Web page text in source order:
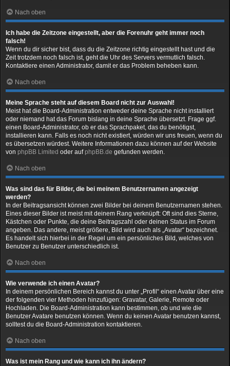
Nach oben
Ich habe die Zeitzone eingestellt, aber die Forenuhr geht immer noch
falsch!
Wenn du dir sicher bist, dass du die Zeitzone richtig eingestellt hast und die
Zeit trotzdem noch falsch ist, geht die Uhr des Servers vermutlich falsch.
Kontaktiere einen Administrator, damit er das Problem beheben kann.
Nach oben
Meine Sprache steht auf diesem Board nicht zur Auswahl!
Meist hat die Board-Administration entweder deine Sprache nicht installiert
oder niemand hat das Forum bislang in deine Sprache übersetzt. Frage ggf.
einen Board-Administrator, ob er das Sprachpaket, das du benötigst,
installieren kann. Falls es noch nicht existiert, würden wir uns freuen, wenn du
es übersetzen würdest. Weitere Informationen dazu können auf der Website
von phpBB Limited oder aufphpBB.de gefunden werden.
Nach oben
Was sind das für Bilder, die bei meinem Benutzernamen angezeigt
werden?
In der Beitragsansicht können zwei Bilder bei deinem Benutzernamen stehen.
Eines dieser Bilder ist meist mit deinem Rang verknüpft: Oft sind dies Sterne,
Kästchen oder Punkte, die deine Beitragszahl oder deinen Status im Forum
angeben. Das andere, meist größere, Bild wird auch als „Avatar“ bezeichnet.
Es handelt sich hierbei in der Regel um ein persönliches Bild, welches von
Benutzer zu Benutzer unterschiedlich ist.
Nach oben
Wie verwende ich einen Avatar?
In deinem persönlichen Bereich kannst du unter „Profil“ einen Avatar über eine
der folgenden vier Methoden hinzufügen: Gravatar, Galerie, Remote oder
Hochladen. Die Board-Administration kann bestimmen, ob und wie die
Benutzer Avatare benutzen können. Wenn du keinen Avatar benutzen kannst,
solltest du die Board-Administration kontaktieren.
Nach oben
Was ist mein Rang und wie kann ich ihn ändern?